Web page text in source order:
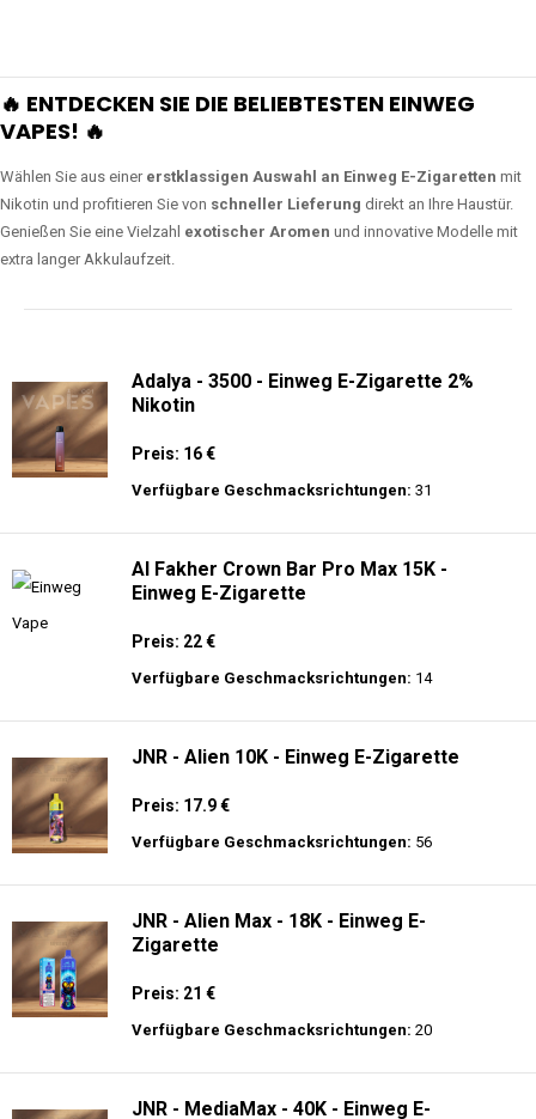
🔥 ENTDECKEN SIE DIE BELIEBTESTEN EINWEG
VAPES! 🔥
Wählen Sie aus einer erstklassigen Auswahl an Einweg E-Zigaretten mit
Nikotin und profitieren Sie von schneller Lieferung direkt an Ihre Haustür.
Genießen Sie eine Vielzahl exotischer Aromen und innovative Modelle mit
extra langer Akkulaufzeit.
Adalya - 3500 - Einweg E-Zigarette 2%
Nikotin
Preis: 16 €
Verfügbare Geschmacksrichtungen: 31
Al Fakher Crown Bar Pro Max 15K -
Einweg E-Zigarette
Preis: 22 €
Verfügbare Geschmacksrichtungen: 14
JNR - Alien 10K - Einweg E-Zigarette
Preis: 17.9 €
Verfügbare Geschmacksrichtungen: 56
JNR - Alien Max - 18K - Einweg E-
Zigarette
Preis: 21 €
Verfügbare Geschmacksrichtungen: 20
JNR - MediaMax - 40K - Einweg E-